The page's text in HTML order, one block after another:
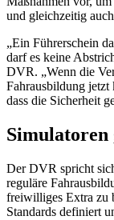
und gleichzeitig
„Ein Führerschein
darf es keine
DVR. „Wenn die
Fahrausbildung
dass die Sicherheit
Simulatoren
Der DVR spricht
reguläre
freiwilliges Extra zu
Standards definiert